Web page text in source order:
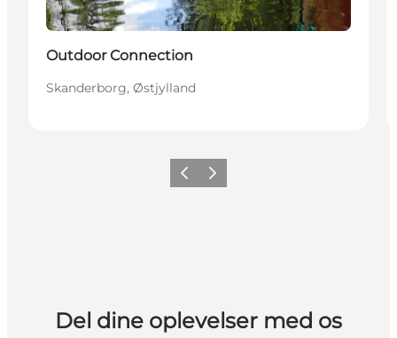
Outdoor Connection
Skanderborg, Østjylland
Forrige billede
Næste billede
Del dine oplevelser med os